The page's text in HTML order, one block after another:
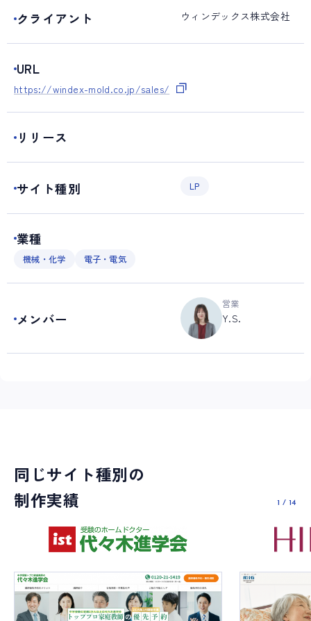
クライアント ウィンデックス株式会社
URL
https://windex-mold.co.jp/sales/
リリース
サイト種別 LP
業種
機械・化学 電子・電気
メンバー
営業
Y.S.
同じサイト種別の
制作実績
1 / 14